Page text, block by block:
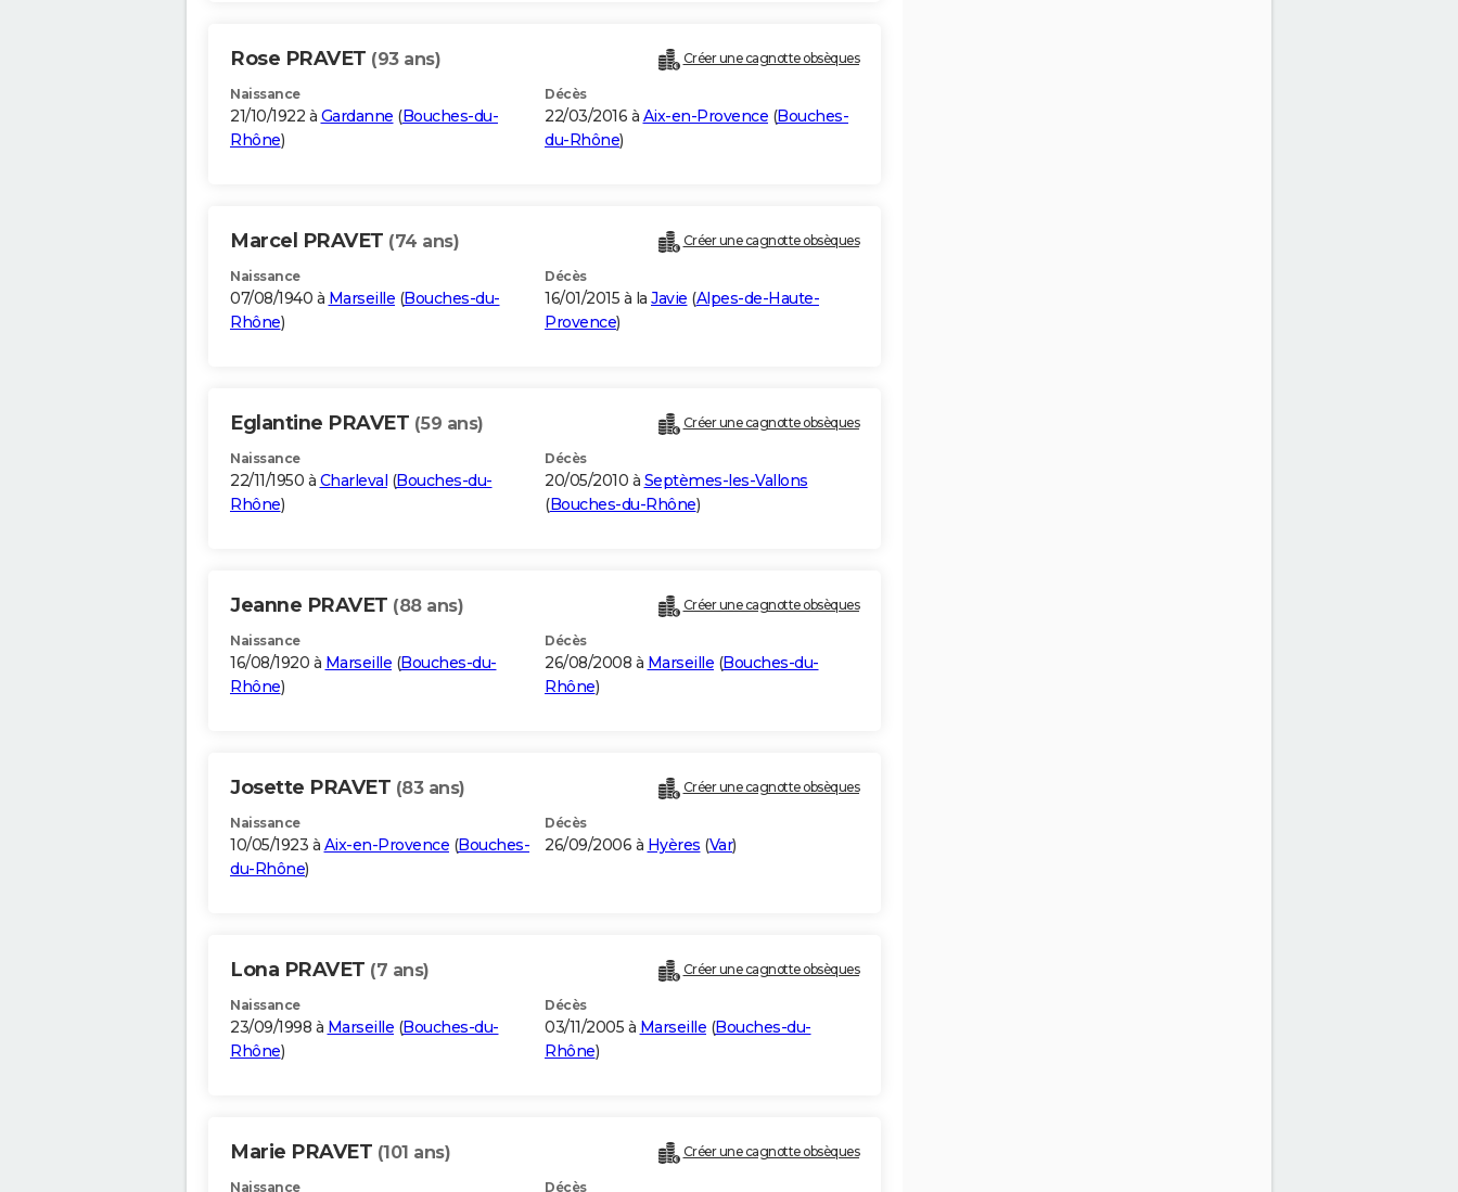
Rose PRAVET (93 ans) Créer une cagnotte obsèques
Naissance
21/10/1922 à Gardanne (Bouches-du-
Rhône)
Décès
22/03/2016 à Aix-en-Provence (Bouches-
du-Rhône)
Marcel PRAVET (74 ans) Créer une cagnotte obsèques
Naissance
07/08/1940 à Marseille (Bouches-du-
Rhône)
Décès
16/01/2015 à la Javie (Alpes-de-Haute-
Provence)
Eglantine PRAVET (59 ans) Créer une cagnotte obsèques
Naissance
22/11/1950 à Charleval (Bouches-du-
Rhône)
Décès
20/05/2010 à Septèmes-les-Vallons
(Bouches-du-Rhône)
Jeanne PRAVET (88 ans) Créer une cagnotte obsèques
Naissance
16/08/1920 à Marseille (Bouches-du-
Rhône)
Décès
26/08/2008 à Marseille (Bouches-du-
Rhône)
Josette PRAVET (83 ans) Créer une cagnotte obsèques
Naissance
10/05/1923 à Aix-en-Provence (Bouches-
du-Rhône)
Décès
26/09/2006 à Hyères (Var)
Lona PRAVET (7 ans) Créer une cagnotte obsèques
Naissance
23/09/1998 à Marseille (Bouches-du-
Rhône)
Décès
03/11/2005 à Marseille (Bouches-du-
Rhône)
Marie PRAVET (101 ans) Créer une cagnotte obsèques
Naissance Décès